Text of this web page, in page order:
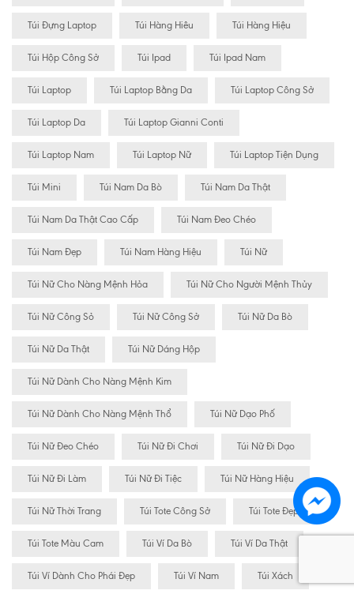
Túi Đựng Laptop Túi Hàng Hiêu Túi Hàng Hiệu
Túi Hộp Công Sở Túi Ipad Túi Ipad Nam
Túi Laptop Túi Laptop Bằng Da Túi Laptop Công Sở
Túi Laptop Da Túi Laptop Gianni Conti
Túi Laptop Nam Túi Laptop Nữ Túi Laptop Tiện Dụng
Túi Mini Túi Nam Da Bò Túi Nam Da Thật
Túi Nam Da Thật Cao Cấp Túi Nam Đeo Chéo
Túi Nam Đẹp Túi Nam Hàng Hiệu Túi Nữ
Túi Nữ Cho Nàng Mệnh Hỏa Túi Nữ Cho Người Mệnh Thủy
Túi Nữ Công Sỏ Túi Nữ Công Sở Túi Nữ Da Bò
Túi Nữ Da Thật Túi Nữ Dáng Hộp
Túi Nữ Dành Cho Nàng Mệnh Kim
Túi Nữ Dành Cho Nàng Mệnh Thổ Túi Nữ Dạo Phố
Túi Nữ Đeo Chéo Túi Nữ Đi Chơi Túi Nữ Đi Dạo
Túi Nữ Đi Làm Túi Nữ Đi Tiệc Túi Nữ Hàng Hiệu
Túi Nữ Thời Trang Túi Tote Công Sở Túi Tote Đẹp
Túi Tote Màu Cam Túi Ví Da Bò Túi Ví Da Thật
Túi Ví Dành Cho Phái Đẹp Túi Ví Nam Túi Xách